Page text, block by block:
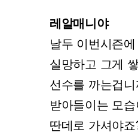
레알매니야
날두 이번시즌에
실망하고 그게
선수를 까는겁니
받아들이는 모
딴데로 가셔야죠